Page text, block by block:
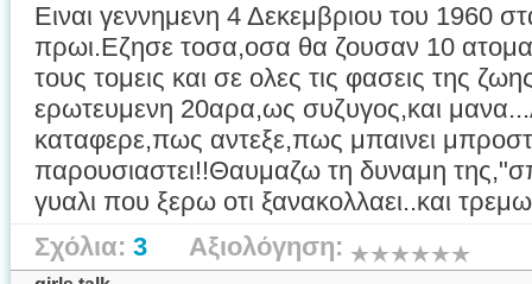
Ειναι γεννημενη 4 Δεκεμβριου του 1960
πρωι.Εζησε τοσα,οσα θα ζουσαν 10
τους τομεις και σε ολες τις φασεις της
ερωτευμενη 20αρα,ως συζυγος,και
καταφερε,πως αντεξε,πως μπαινει
παρουσιαστει!!Θαυμαζω τη δυναμη
γυαλι που ξερω οτι ξανακολλαει..και
Σχόλια: 3 Αξιολόγηση: